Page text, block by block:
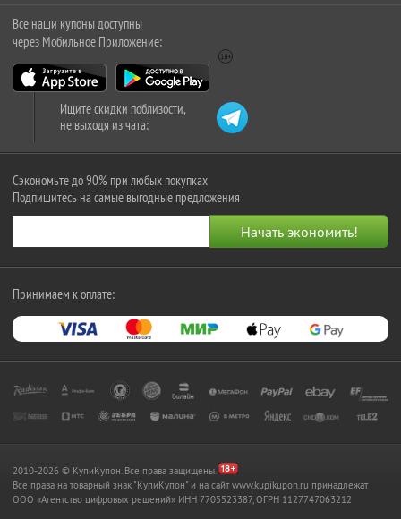
Все наши купоны доступны
через Мобильное Приложение:
Ищите скидки поблизости,
не выходя из чата:
Сэкономьте до 90% при любых покупках
Подпишитесь на самые выгодные предложения
Принимаем к оплате:
2010-2026 © КупиКупон. Все права защищены.
Все права на товарный знак "КупиКупон" и на сайт www.kupikupon.ru принадлежат
OOO «Агентство цифровых решений» ИНН 7705523387, ОГРН 1127747063212